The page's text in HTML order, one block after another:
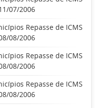
07/2006
Repasse de ICMS
08/2006
Repasse de ICMS
08/2006
Repasse de ICMS
08/2006